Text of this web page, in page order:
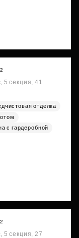
5 секция, 41
отделка
с гардеробной
5 секция, 27